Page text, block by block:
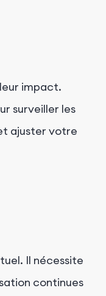
impact.
surveiller les
ajuster votre
Il nécessite
continues